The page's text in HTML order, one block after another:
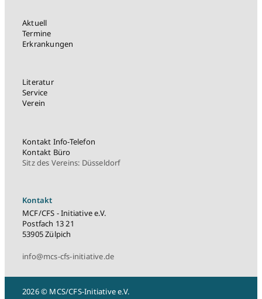
Aktuell
Termine
Erkrankungen
Literatur
Service
Verein
Kontakt Info-Telefon
Kontakt Büro
Sitz des Vereins: Düsseldorf
Kontakt
MCF/CFS - Initiative e.V.
Postfach 13 21
53905 Zülpich
info@mcs-cfs-initiative.de
2026 © MCS/CFS-Initiative e.V.